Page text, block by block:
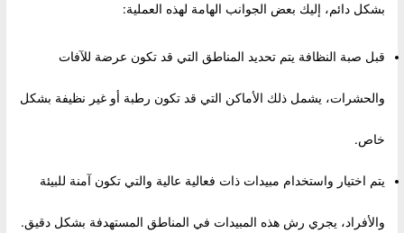
بشكل دائم، إليك بعض الجوانب الهامة لهذه العملية:
قبل صبة النظافة يتم تحديد المناطق التي قد تكون عرضة للآفات
والحشرات، يشمل ذلك الأماكن التي قد تكون رطبة أو غير نظيفة بشكل
خاص.
يتم اختيار واستخدام مبيدات ذات فعالية عالية والتي تكون آمنة للبيئة
والأفراد، يجري رش هذه المبيدات في المناطق المستهدفة بشكل دقيق.